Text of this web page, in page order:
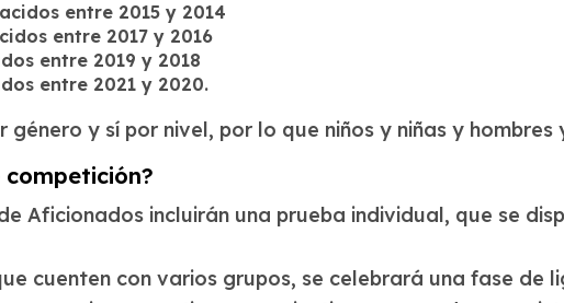
entre 2015 y 2014
entre 2017 y 2016
entre 2019 y 2018
entre 2021 y 2020.
género y sí por nivel, por lo que niños y niñas y
competición?
Aficionados incluirán una prueba individual, que se
cuenten con varios grupos, se celebrará una fase de